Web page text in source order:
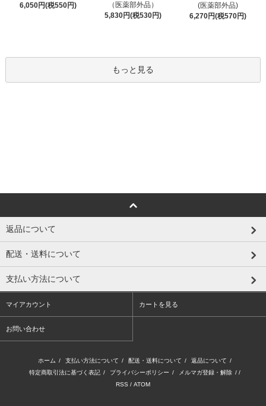
6,050円(税550円)
（医薬部外品）
5,830円(税530円)
(医薬部外品)
6,270円(税570円)
もっと見る
返品について
配送・送料について
支払い方法について
マイアカウント カートを見る
お問い合わせ
ホーム / 支払い方法について / 配送・送料について / 返品について /
特定商取引法に基づく表記 / プライバシーポリシー / メルマガ登録・解除 / /
RSS / ATOM